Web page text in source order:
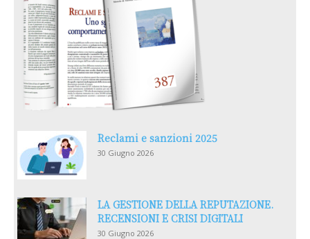
Reclami e sanzioni 2025
30 Giugno 2026
LA GESTIONE DELLA REPUTAZIONE.
RECENSIONI E CRISI DIGITALI
30 Giugno 2026